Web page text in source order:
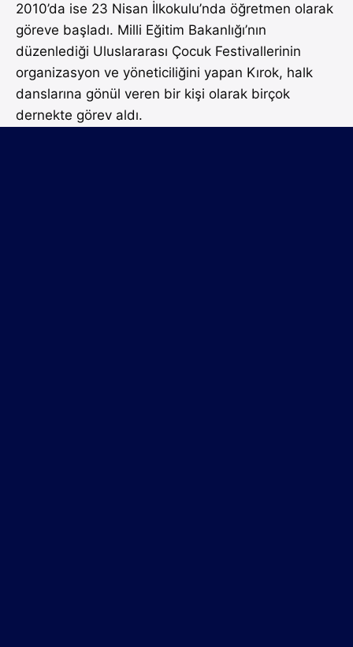
2010’da ise 23 Nisan İlkokulu’nda öğretmen olarak
göreve başladı. Milli Eğitim Bakanlığı’nın
düzenlediği Uluslararası Çocuk Festivallerinin
organizasyon ve yöneticiliğini yapan Kırok, halk
danslarına gönül veren bir kişi olarak birçok
dernekte görev aldı.